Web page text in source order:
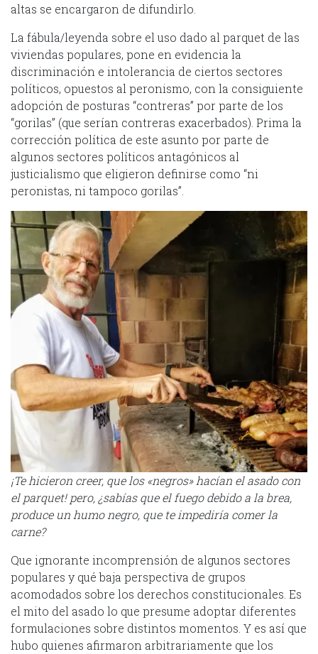
altas se encargaron de difundirlo.
La fábula/leyenda sobre el uso dado al parquet de las
viviendas populares, pone en evidencia la
discriminación e intolerancia de ciertos sectores
políticos, opuestos al peronismo, con la consiguiente
adopción de posturas “contreras” por parte de los
“gorilas” (que serían contreras exacerbados). Prima la
corrección política de este asunto por parte de
algunos sectores políticos antagónicos al
justicialismo que eligieron definirse como “ni
peronistas, ni tampoco gorilas”.
¡Te hicieron creer, que los «negros» hacían el asado con
el parquet! pero, ¿sabías que el fuego debido a la brea,
produce un humo negro, que te impediría comer la
carne?
Que ignorante incomprensión de algunos sectores
populares y qué baja perspectiva de grupos
acomodados sobre los derechos constitucionales. Es
el mito del asado lo que presume adoptar diferentes
formulaciones sobre distintos momentos. Y es así que
hubo quienes afirmaron arbitrariamente que los